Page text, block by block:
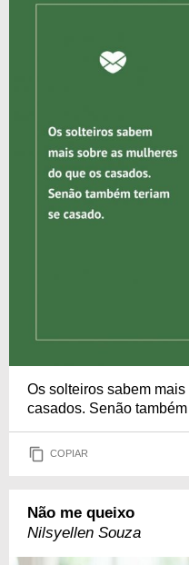
Os solteiros sabem
casados. Senão
COPIAR
Não me queixo
Nilsyellen Souza